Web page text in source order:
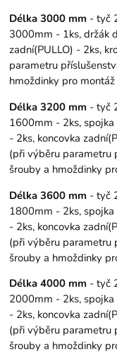
Délka 3000 mm - tyč
3000mm - 1ks, držák
zadní(PULLO) - 2ks,
parametru
hmoždinky pro montáž
Délka 3200 mm - tyč
1600mm - 2ks, spojka
- 2ks, koncovka
(při výběru parametru
šrouby a hmoždinky
Délka 3600 mm - tyč
1800mm - 2ks, spojka
- 2ks, koncovka
(při výběru parametru
šrouby a hmoždinky
Délka 4000 mm - tyč
2000mm - 2ks, spojka
- 2ks, koncovka
(při výběru parametru
šrouby a hmoždinky